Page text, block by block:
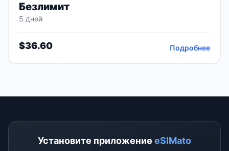
Безлимит
5 дней
$36.60 Подробнее
Установите приложение eSIMato